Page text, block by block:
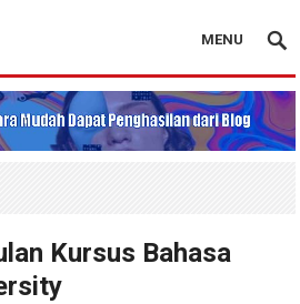
MENU
Kursus Bahasa